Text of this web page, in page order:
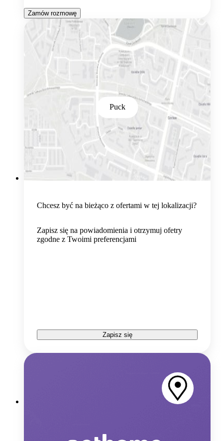
Zamów rozmowę
Puck
Chcesz być na bieżąco z ofertami w tej lokalizacji?
Zapisz się na powiadomienia i otrzymuj ofetry
zgodne z Twoimi preferencjami
Zapisz się